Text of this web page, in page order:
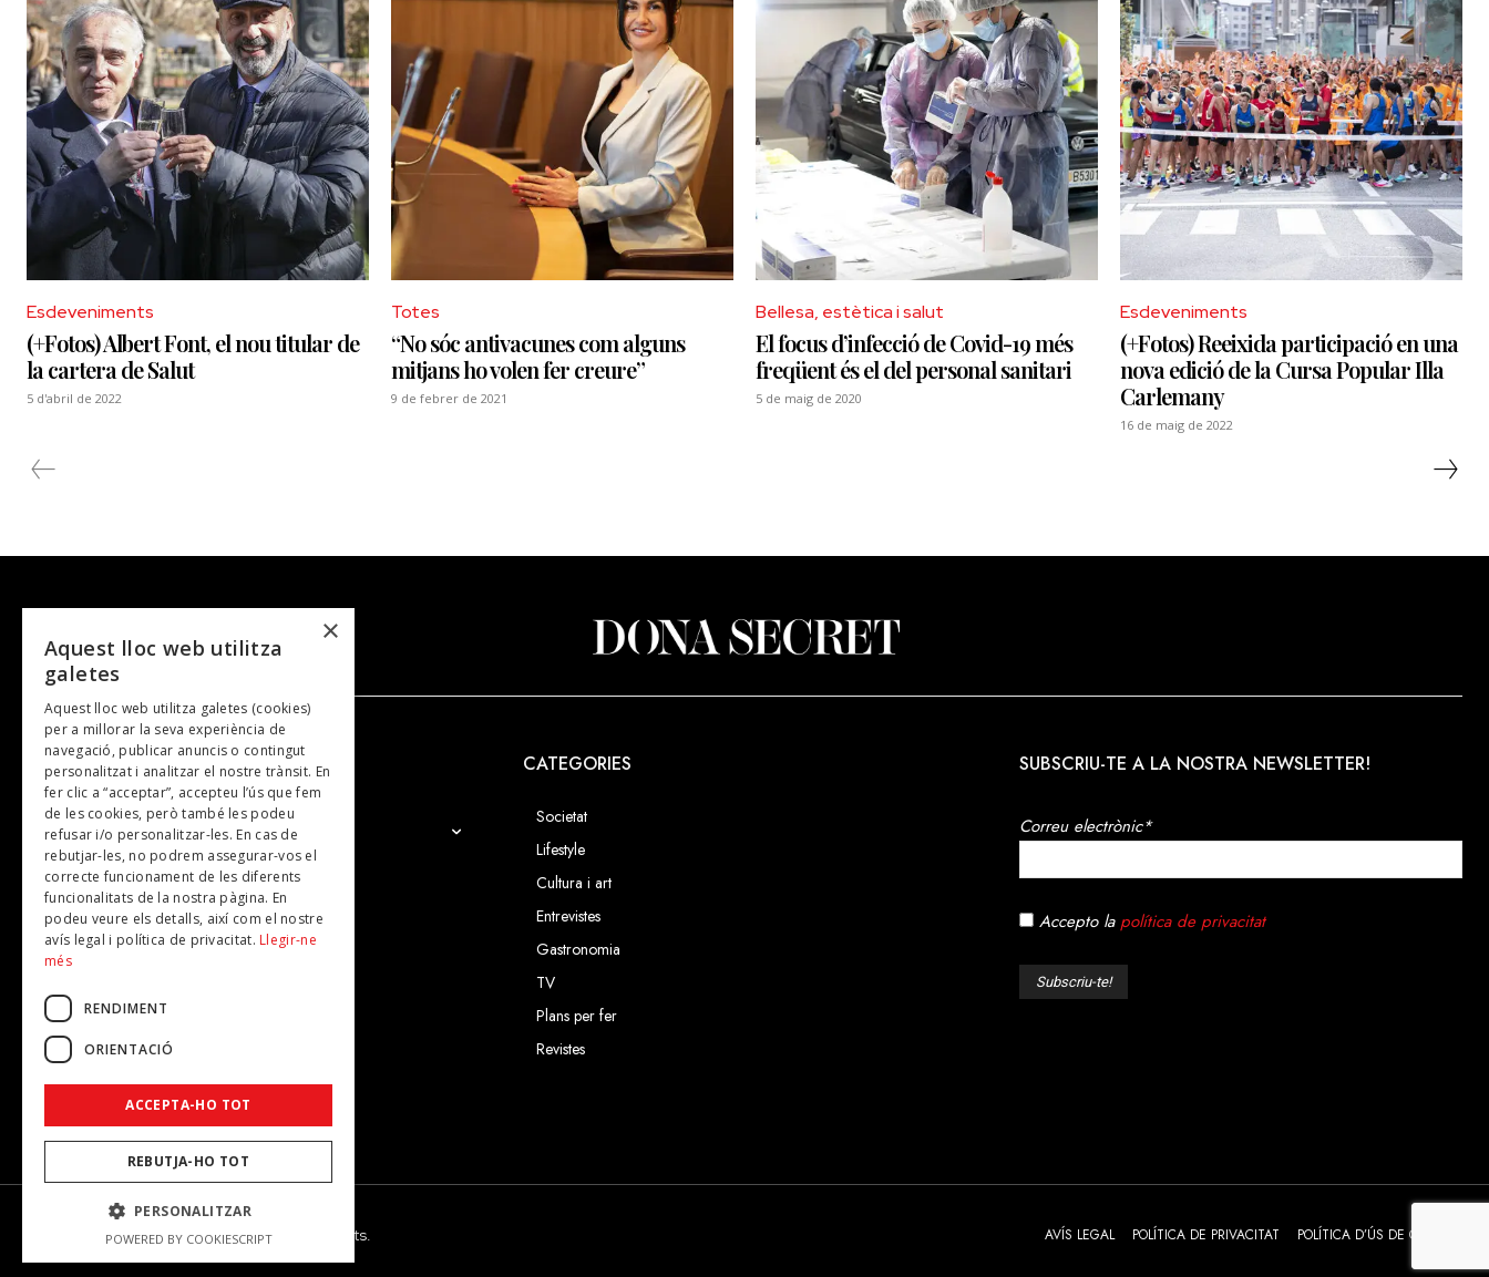
Esdeveniments
(+Fotos) Albert Font, el nou titular de
la cartera de Salut
5 d'abril de 2022
Totes
“No sóc antivacunes com alguns
mitjans ho volen fer creure”
9 de febrer de 2021
Bellesa, estètica i salut
El focus d’infecció de Covid-19 més
freqüent és el del personal sanitari
5 de maig de 2020
Esdeveniments
(+Fotos) Reeixida participació en una
nova edició de la Cursa Popular Illa
Carlemany
16 de maig de 2022
NOSALTRES
El Grup
Contacte
Subscripcions
Publicitat
CATEGORIES
Societat
Lifestyle
Cultura i art
Entrevistes
Gastronomia
TV
Plans per fer
Revistes
SUBSCRIU-TE A LA NOSTRA NEWSLETTER!
Correu electrònic*
Accepto la política de privacitat
© 2026 - Dona Secret - Tots els drets reservats. AVÍS LEGAL POLÍTICA DE PRIVACITAT POLÍTICA D’ÚS DE COOKIES
×
Aquest lloc web utilitza
galetes
Aquest lloc web utilitza galetes (cookies)
per a millorar la seva experiència de
navegació, publicar anuncis o contingut
personalitzat i analitzar el nostre trànsit. En
fer clic a “acceptar”, accepteu l’ús que fem
de les cookies, però també les podeu
refusar i/o personalitzar-les. En cas de
rebutjar-les, no podrem assegurar-vos el
correcte funcionament de les diferents
funcionalitats de la nostra pàgina. En
podeu veure els detalls, així com el nostre
avís legal i política de privacitat. Llegir-ne
més
RENDIMENT
ORIENTACIÓ
ACCEPTA-HO TOT
REBUTJA-HO TOT
PERSONALITZAR
POWERED BY COOKIESCRIPT